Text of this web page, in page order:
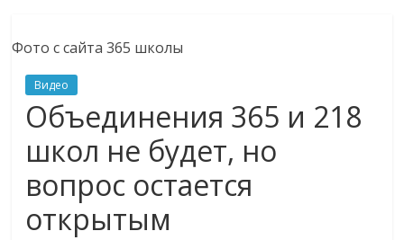
Фото с сайта 365 школы
Видео
Объединения 365 и 218
школ не будет, но
вопрос остается
открытым